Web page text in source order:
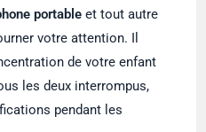
portable et tout autre
votre attention. Il
de votre enfant
les deux interrompus,
pendant les